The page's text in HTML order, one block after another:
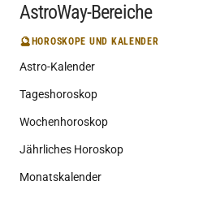
AstroWay-Bereiche
🔮HOROSKOPE UND KALENDER
Astro-Kalender
Tageshoroskop
Wochenhoroskop
Jährliches Horoskop
Monatskalender